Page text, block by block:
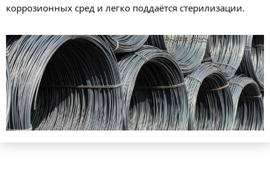
коррозионных сред и легко поддаётся стерилизации.